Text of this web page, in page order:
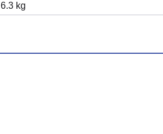
6.3 kg